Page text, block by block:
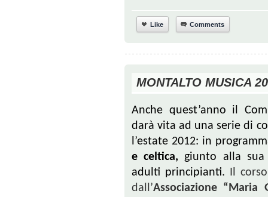
Like Comments
MONTALTO MUSICA
Anche quest’anno il
darà vita ad una serie di
l’estate 2012: in
e celtica,giunto alla
adulti principianti. Il
dall’Associazione “Maria